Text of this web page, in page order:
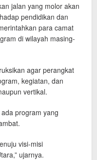
jalan yang molor akan
pendidikan dan
para camat
di wilayah masing-
agar perangkat
kegiatan, dan
vertikal.
program yang
visi-misi
ujarnya.